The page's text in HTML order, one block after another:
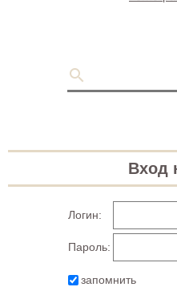
Вход
Логин:
Пароль:
запомнить